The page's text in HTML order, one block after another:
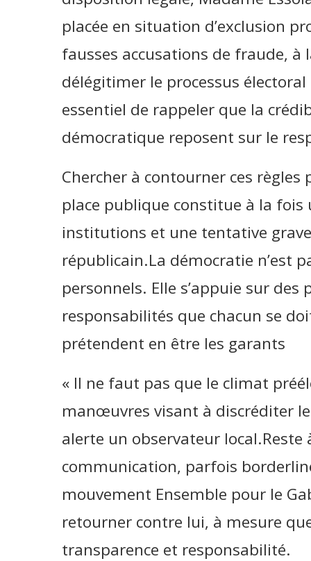
placée en situation d’exclusion
fausses accusations de fraude, à
délégitimer le processus
essentiel de rappeler que la
démocratique reposent sur le
Chercher à contourner ces
place publique constitue à la
institutions et une tentative
républicain.La démocratie n’est
personnels. Elle s’appuie sur
responsabilités que chacun se
prétendent en être les garants
« Il ne faut pas que le climat
manœuvres visant à discréditer
alerte un observateur local.Reste
communication, parfois
mouvement Ensemble pour le
retourner contre lui, à mesure
transparence et responsabilité.